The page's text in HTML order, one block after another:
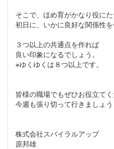
そこで、ほめ育がかなり役にた
初日に、いかに良好な関係性
３つ以上の共通点を作れば
良い印象になるでしょう。
※ゆくゆくは８つ以上です。
皆様の職場でもぜひお役立てく
今週も張り切って行きましょう
株式会社スパイラルアップ
原邦雄